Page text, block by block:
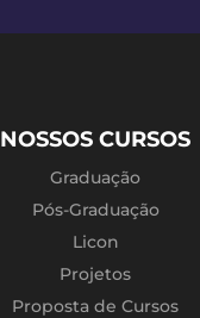
NOSSOS CURSOS
Graduação
Pós-Graduação
Licon
Projetos
Proposta de Cursos